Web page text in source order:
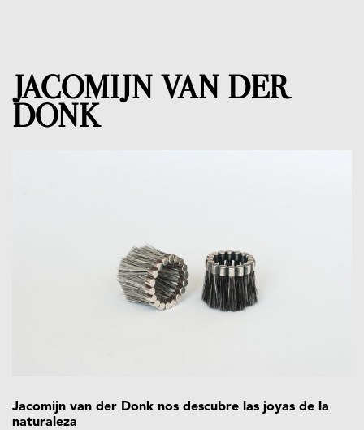
JACOMIJN VAN DER
DONK
Jacomijn van der Donk nos descubre las joyas de la
naturaleza